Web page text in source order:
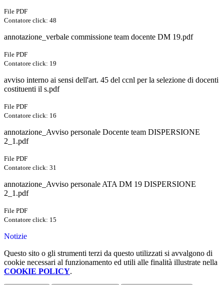
File PDF
Contatore click: 48
annotazione_verbale commissione team docente DM 19.pdf
File PDF
Contatore click: 19
avviso interno ai sensi dell'art. 45 del ccnl per la selezione di docenti
costituenti il s.pdf
File PDF
Contatore click: 16
annotazione_Avviso personale Docente team DISPERSIONE
2_1.pdf
File PDF
Contatore click: 31
annotazione_Avviso personale ATA DM 19 DISPERSIONE
2_1.pdf
File PDF
Contatore click: 15
Notizie
Questo sito o gli strumenti terzi da questo utilizzati si avvalgono di
cookie necessari al funzionamento ed utili alle finalità illustrate nella
COOKIE POLICY.